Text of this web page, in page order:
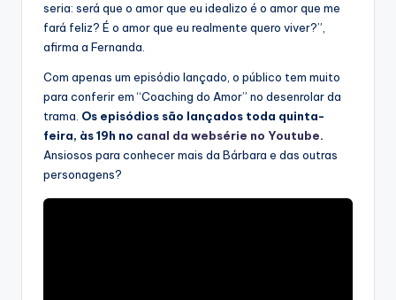
seria: será que o amor que eu idealizo é o amor que me
fará feliz? É o amor que eu realmente quero viver?”,
afirma a Fernanda.
Com apenas um episódio lançado, o público tem muito
para conferir em “Coaching do Amor” no desenrolar da
trama. Os episódios são lançados toda quinta-
feira, às 19h no canal da websérie no Youtube.
Ansiosos para conhecer mais da Bárbara e das outras
personagens?